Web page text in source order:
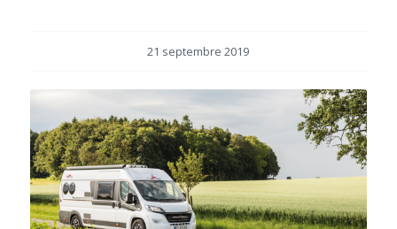
21 septembre 2019